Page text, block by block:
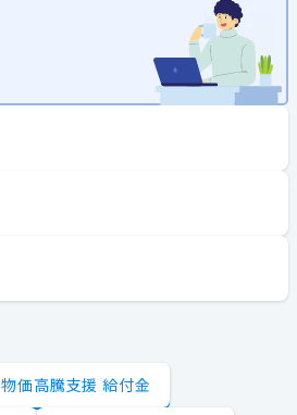
物価高騰支援 給付金